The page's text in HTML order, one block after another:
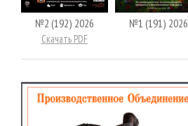
№2 (192) 2026
Скачать PDF
№1 (191) 2026